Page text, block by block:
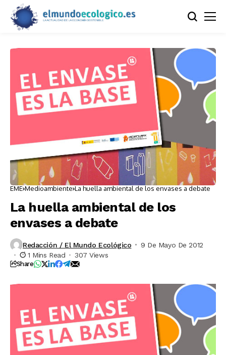
EME Medioambiente La huella ambiental de los envases a debate
La huella ambiental de los
envases a debate
Redacción / El Mundo Ecológico
9 De Mayo De 2012
1 Mins Read
307 Views
Share